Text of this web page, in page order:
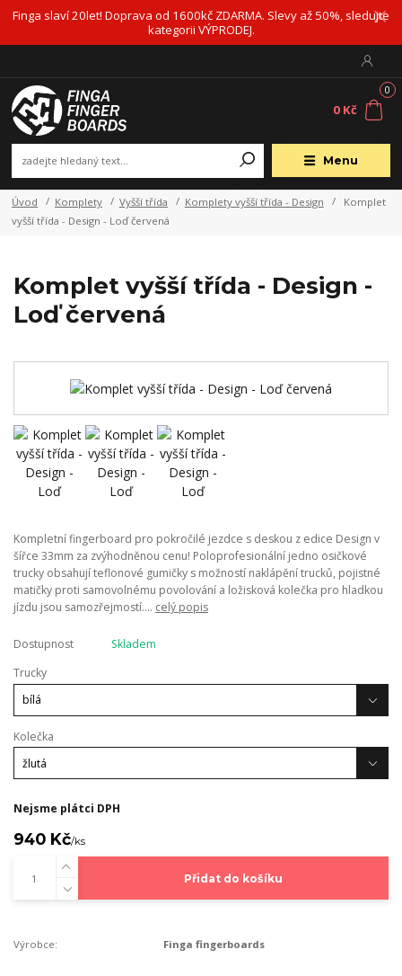
Finga slaví 20let! Doprava od 1600kč ZDARMA. Slevy až 50%, sledujte
kategorii VÝPRODEJ.
Menu
0
0 Kč
Úvod Komplety Vyšší třída Komplety vyšší třída - Design
Komplet
vyšší třída - Design - Loď červená
Komplet vyšší třída - Design -
Loď červená
Kompletní fingerboard pro pokročilé jezdce s deskou z edice Design v
šířce 33mm za zvýhodněnou cenu! Poloprofesionální jedno osičkové
trucky obsahují teflonové gumičky s možností naklápění trucků, pojistné
matičky proti samovolnému povolování a ložisková kolečka pro hladkou
jízdu jsou samozřejmostí.... celý popis
Dostupnost
Skladem
Trucky
Kolečka
Nejsme plátci DPH
940 Kč/ks
Přidat do košíku
Výrobce: Finga fingerboards